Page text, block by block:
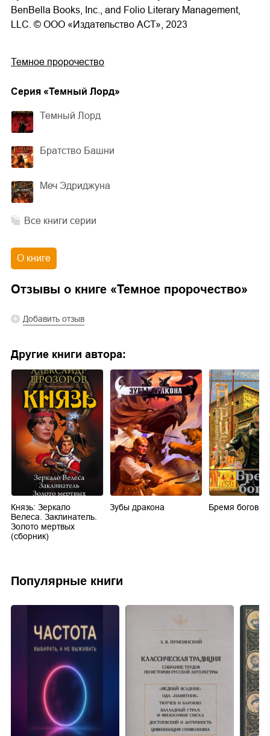
BenBella Books, Inc., and Folio Literary Management,
LLC. © ООО «Издательство АСТ», 2023
Темное пророчество
Cерия «Темный Лорд»
Темный Лорд
Братство Башни
Меч Эдриджуна
Все книги серии
О книге
Отзывы о книге «Темное пророчество»
Добавить отзыв
Другие книги автора:
Князь: Зеркало
Велеса. Заклинатель.
Золото мертвых
(сборник)
Зубы дракона Бремя богов
Популярные книги